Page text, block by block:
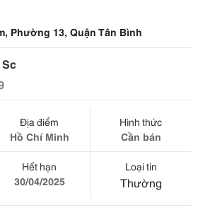
Phường 13, Quận Tân Bình
Địa điểm
Hồ Chí Minh
Hình thức
Cần bán
Hết hạn
30/04/2025
Loại tin
Thường